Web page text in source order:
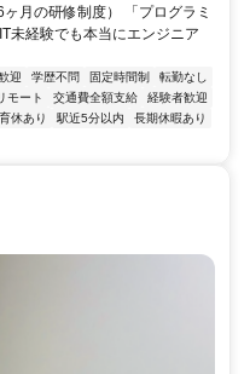
月の研修制度） 「プログラミ
未経験でも本当にエンジニア
迎 学歴不問 固定時間制
転勤なし
モート 交通費全額支給
経験者歓迎
育休あり 駅近5分以内
長期休暇あり